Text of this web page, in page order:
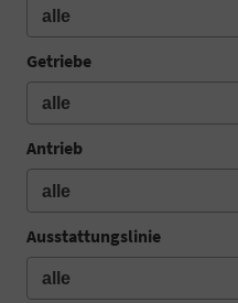
Getriebe
Antrieb
Ausstattungslinie